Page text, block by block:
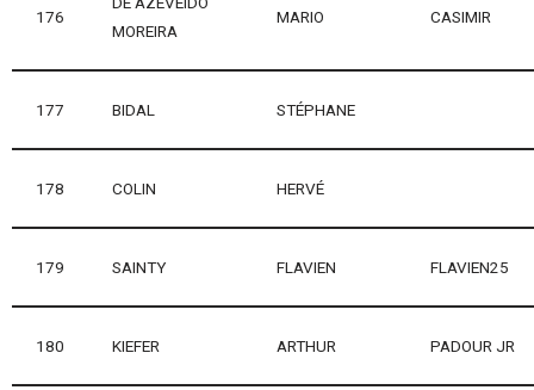
176
MOREIRA
MARIO CASIMIR
177 BIDAL STÉPHANE
178 COLIN HERVÉ
179 SAINTY FLAVIEN FLAVIEN25
180 KIEFER ARTHUR PADOUR JR